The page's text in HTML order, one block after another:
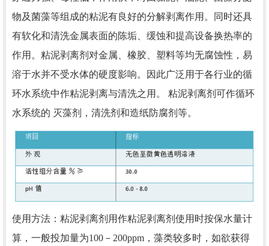
物及菌藻等组成的粘泥有良好的分解剥离作用。同时还具
有软化和清洗金属表面的陈垢、缓蚀和提高设备换热率的
作用。粘泥剥离剂对金属、橡胶、塑料等均无腐蚀性，易
溶于水并不受水体的硬度影响。因此广泛用于各行业的循
环水系统中作粘泥剥离与清洗之用。 粘泥剥离剂可作循环
水系统的 灭藻剂，清洗剂和造纸防腐剂等。
使用方法：粘泥剥离剂用作粘泥剥离剂使用时按保水量计
算，一般投加量为100－200ppm，藻类较多时，如欲获得